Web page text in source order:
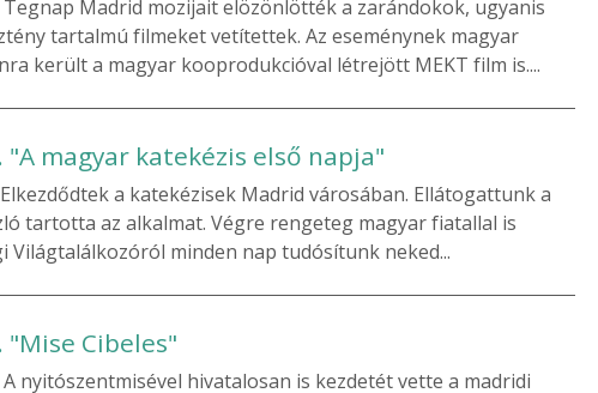
Tegnap Madrid mozijait elözönlötték a zarándokok, ugyanis
tartalmú filmeket vetítettek. Az eseménynek magyar
került a magyar kooprodukcióval létrejött MEKT film is....
"A magyar katekézis első napja"
Elkezdődtek a katekézisek Madrid városában. Ellátogattunk a
tartotta az alkalmat. Végre rengeteg magyar fiatallal is
minden nap tudósítunk neked...
"Mise Cibeles"
A nyitószentmisével hivatalosan is kezdetét vette a madridi